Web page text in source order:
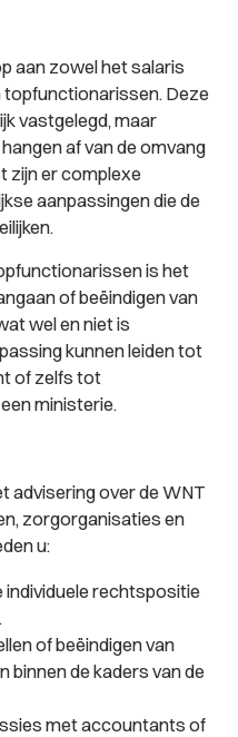
aan zowel het salaris
topfunctionarissen. Deze
vastgelegd, maar
af van de omvang
zijn er complexe
aanpassingen die de
is het
of beëindigen van
wel en niet is
kunnen leiden tot
of zelfs tot
ministerie.
advisering over de WNT
zorgorganisaties en
u:
individuele rechtspositie
of beëindigen van
de kaders van de
met accountants of